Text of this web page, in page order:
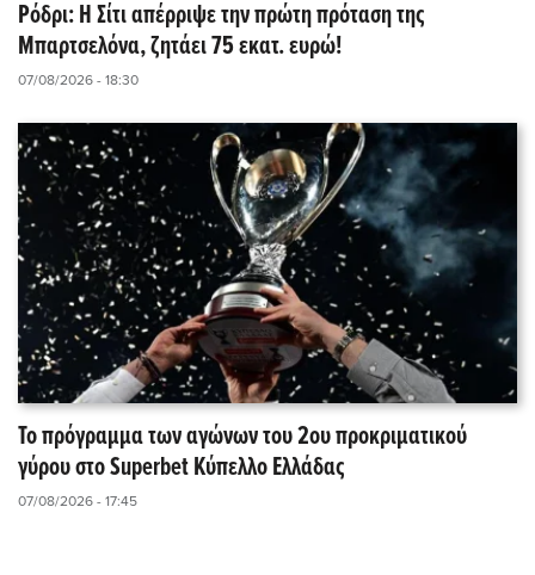
Ρόδρι: Η Σίτι απέρριψε την πρώτη πρόταση της
Μπαρτσελόνα, ζητάει 75 εκατ. ευρώ!
07/08/2026 - 18:30
Το πρόγραμμα των αγώνων του 2ου προκριματικού
γύρου στο Superbet Κύπελλο Ελλάδας
07/08/2026 - 17:45